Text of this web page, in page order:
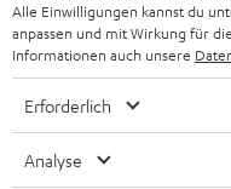
D
o
k
u
Safety
Alle Einwilligungen kannst du
anpassen und mit Wirkung für
Informationen auch unsere
Erforderlich
Analyse